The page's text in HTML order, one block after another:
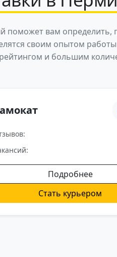
поможет вам определить,
своим опытом
и большим
Подробнее
Стать курьером